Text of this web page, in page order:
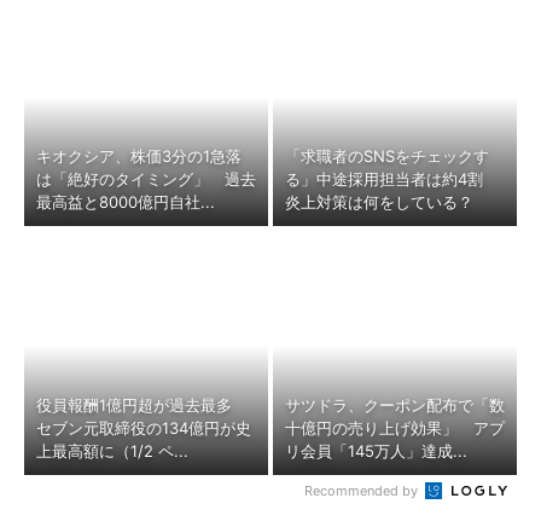
キオクシア、株価3分の1急落
は「絶好のタイミング」 過去
最高益と8000億円自社...
「求職者のSNSをチェックす
る」中途採用担当者は約4割
炎上対策は何をしている？
役員報酬1億円超が過去最多
セブン元取締役の134億円が史
上最高額に（1/2 ペ...
サツドラ、クーポン配布で「数
十億円の売り上げ効果」 アプ
リ会員「145万人」達成...
Recommended by